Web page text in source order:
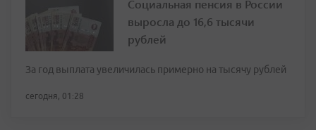
Социальная пенсия в России
выросла до 16,6 тысячи
рублей
За год выплата увеличилась примерно на тысячу рублей
сегодня, 01:28